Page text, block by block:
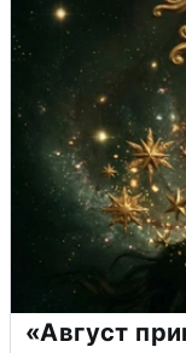
«Август